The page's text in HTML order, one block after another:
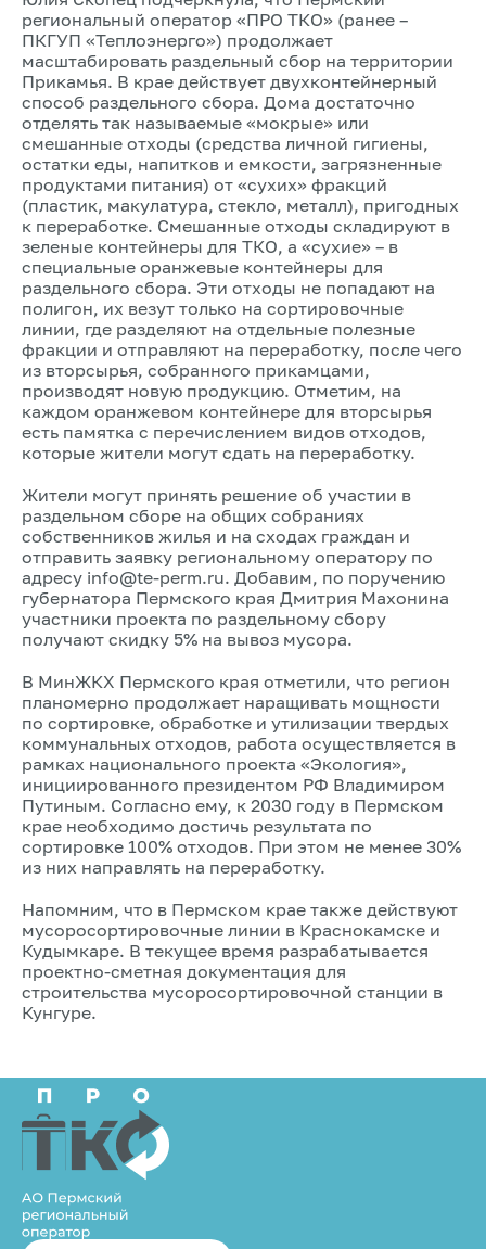
региональный оператор «ПРО ТКО» (ранее –
ПКГУП «Теплоэнерго») продолжает
масштабировать раздельный сбор на территории
Прикамья. В крае действует двухконтейнерный
способ раздельного сбора. Дома достаточно
отделять так называемые «мокрые» или
смешанные отходы (средства личной гигиены,
остатки еды, напитков и емкости, загрязненные
продуктами питания) от «сухих» фракций
(пластик, макулатура, стекло, металл), пригодных
к переработке. Смешанные отходы складируют в
зеленые контейнеры для ТКО, а «сухие» – в
специальные оранжевые контейнеры для
раздельного сбора. Эти отходы не попадают на
полигон, их везут только на сортировочные
линии, где разделяют на отдельные полезные
фракции и отправляют на переработку, после чего
из вторсырья, собранного прикамцами,
производят новую продукцию. Отметим, на
каждом оранжевом контейнере для вторсырья
есть памятка с перечислением видов отходов,
которые жители могут сдать на переработку.
Жители могут принять решение об участии в
раздельном сборе на общих собраниях
собственников жилья и на сходах граждан и
отправить заявку региональному оператору по
адресу info@te-perm.ru. Добавим, по поручению
губернатора Пермского края Дмитрия Махонина
участники проекта по раздельному сбору
получают скидку 5% на вывоз мусора.
В МинЖКХ Пермского края отметили, что регион
планомерно продолжает наращивать мощности
по сортировке, обработке и утилизации твердых
коммунальных отходов, работа осуществляется в
рамках национального проекта «Экология»,
инициированного президентом РФ Владимиром
Путиным. Согласно ему, к 2030 году в Пермском
крае необходимо достичь результата по
сортировке 100% отходов. При этом не менее 30%
из них направлять на переработку.
Напомним, что в Пермском крае также действуют
мусоросортировочные линии в Краснокамске и
Кудымкаре. В текущее время разрабатывается
проектно-сметная документация для
строительства мусоросортировочной станции в
Кунгуре.